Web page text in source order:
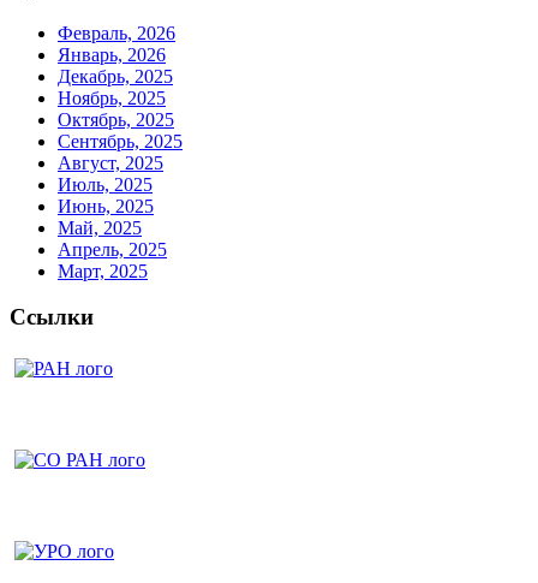
Февраль, 2026
Январь, 2026
Декабрь, 2025
Ноябрь, 2025
Октябрь, 2025
Сентябрь, 2025
Август, 2025
Июль, 2025
Июнь, 2025
Май, 2025
Апрель, 2025
Март, 2025
Ссылки